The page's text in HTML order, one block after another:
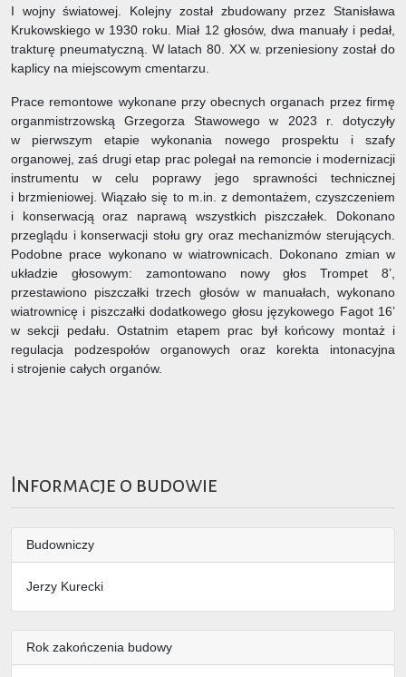
I wojny światowej. Kolejny został zbudowany przez Stanisława
Krukowskiego w 1930 roku. Miał 12 głosów, dwa manuały i pedał,
trakturę pneumatyczną. W latach 80. XX w. przeniesiony został do
kaplicy na miejscowym cmentarzu.
Prace remontowe wykonane przy obecnych organach przez firmę
organmistrzowską Grzegorza Stawowego w 2023 r. dotyczyły
w pierwszym etapie wykonania nowego prospektu i szafy
organowej, zaś drugi etap prac polegał na remoncie i modernizacji
instrumentu w celu poprawy jego sprawności technicznej
i brzmieniowej. Wiązało się to m.in. z demontażem, czyszczeniem
i konserwacją oraz naprawą wszystkich piszczałek. Dokonano
przeglądu i konserwacji stołu gry oraz mechanizmów sterujących.
Podobne prace wykonano w wiatrownicach. Dokonano zmian w
układzie głosowym: zamontowano nowy głos Trompet 8’,
przestawiono piszczałki trzech głosów w manuałach, wykonano
wiatrownicę i piszczałki dodatkowego głosu językowego Fagot 16’
w sekcji pedału. Ostatnim etapem prac był końcowy montaż i
regulacja podzespołów organowych oraz korekta intonacyjna
i strojenie całych organów.
Informacje o budowie
Budowniczy
Jerzy Kurecki
Rok zakończenia budowy